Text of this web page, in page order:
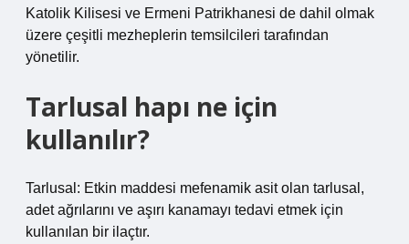
Katolik Kilisesi ve Ermeni Patrikhanesi de dahil olmak
üzere çeşitli mezheplerin temsilcileri tarafından
yönetilir.
Tarlusal hapı ne için
kullanılır?
Tarlusal: Etkin maddesi mefenamik asit olan tarlusal,
adet ağrılarını ve aşırı kanamayı tedavi etmek için
kullanılan bir ilaçtır.